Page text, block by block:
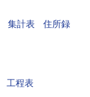
集計表
住所録
工程表